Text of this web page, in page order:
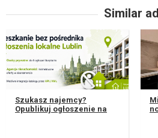
Similar
Szukasz najemcy?
Opublikuj ogłoszenie na